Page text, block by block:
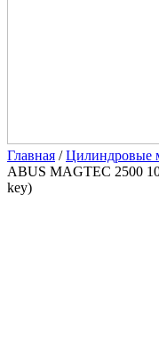
Главная /Цилиндровые
ABUS MAGTEC 2500
key)